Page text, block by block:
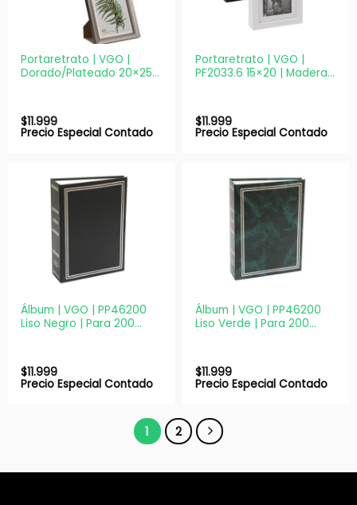
Portaretrato | VGO |
Dorado/Plateado 20×25 |
$11.999
Precio Especial Contado
Portaretrato | VGO |
PF2033.6 15×20 | Madera
$11.999
Precio Especial Contado
Álbum | VGO | PP46200
Liso Negro | Para 200
$11.999
Precio Especial Contado
Álbum | VGO | PP46200
Liso Verde | Para 200
$11.999
Precio Especial Contado
1 2